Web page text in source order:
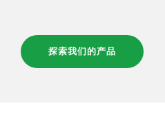
探索我们的产品